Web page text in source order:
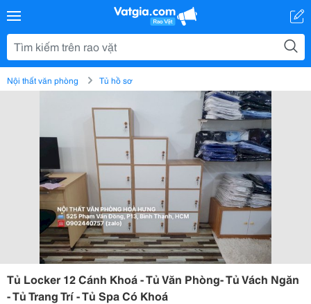
Nội thất văn phòng Tủ hồ sơ
Tủ Locker 12 Cánh Khoá - Tủ Văn Phòng- Tủ Vách Ngăn
- Tủ Trang Trí - Tủ Spa Có Khoá